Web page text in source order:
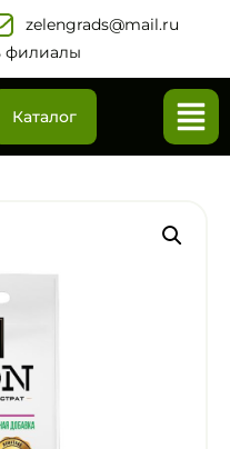
zelengrads@mail.ru
филиалы
Каталог